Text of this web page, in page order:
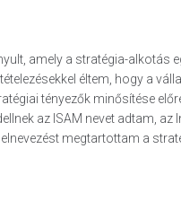
amely a stratégia-alkotás
éltem, hogy a
tényezők minősítése
az ISAM nevet adtam, az
megtartottam a